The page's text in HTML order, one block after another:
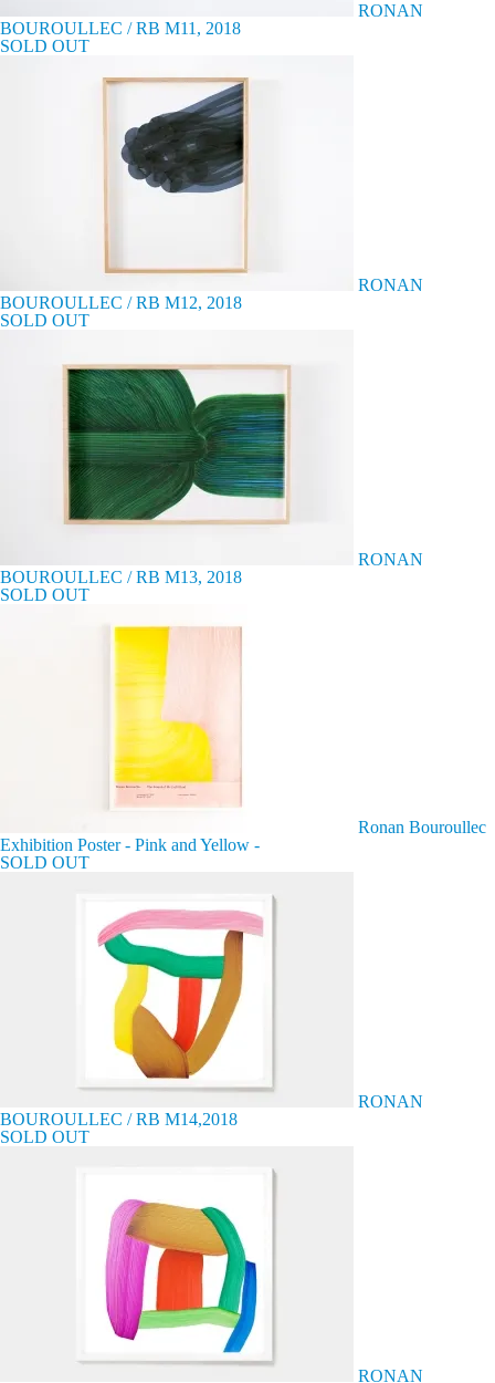
RONAN
BOUROULLEC / RB M11, 2018
SOLD OUT
RONAN
BOUROULLEC / RB M12, 2018
SOLD OUT
RONAN
BOUROULLEC / RB M13, 2018
SOLD OUT
Ronan Bouroullec
Exhibition Poster - Pink and Yellow -
SOLD OUT
RONAN
BOUROULLEC / RB M14,2018
SOLD OUT
RONAN